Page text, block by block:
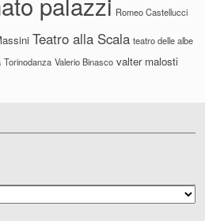
Romeo Castellucci
Teatro alla Scala teatro delle albe
Torinodanza Valerio Binasco valter malosti